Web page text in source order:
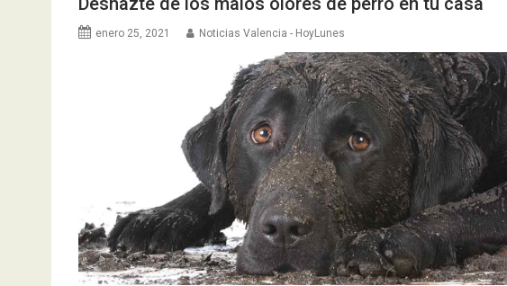
enero 25, 2021 Noticias Valencia - HoyLunes